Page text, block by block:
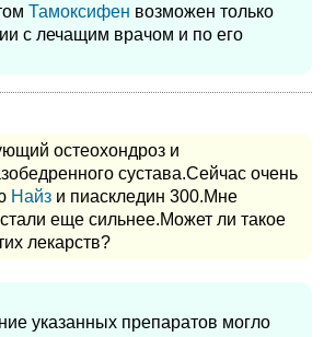
Тамоксифен возможен только
с лечащим врачом и по его
остеохондроз и
сустава.Сейчас очень
Найз и пиаскледин 300.Мне
еще сильнее.Может ли такое
лекарств?
указанных препаратов могло